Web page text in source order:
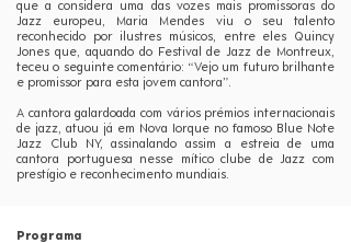
que a considera uma das vozes mais promissoras do
Jazz europeu, Maria Mendes viu o seu talento
reconhecido por ilustres músicos, entre eles Quincy
Jones que, aquando do Festival de Jazz de Montreux,
teceu o seguinte comentário: “Vejo um futuro brilhante
e promissor para esta jovem cantora”.
A cantora galardoada com vários prémios internacionais
de jazz, atuou já em Nova Iorque no famoso Blue Note
Jazz Club NY, assinalando assim a estreia de uma
cantora portuguesa nesse mítico clube de Jazz com
prestígio e reconhecimento mundiais.
Programa